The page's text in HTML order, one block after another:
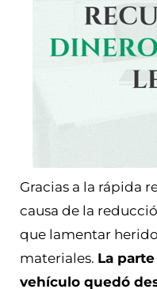
Gracias a la rápida
causa de la
que lamentar
materiales. La
vehículo quedó